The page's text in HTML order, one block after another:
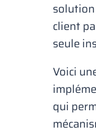
client
seule
Voici
qui